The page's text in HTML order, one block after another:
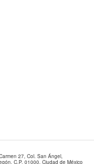
27, Col. San Ángel,
C.P. 01000, Ciudad de México